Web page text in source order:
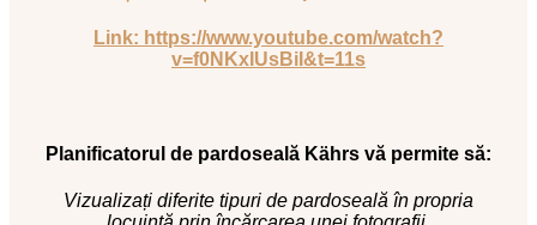
Link: https://www.youtube.com/watch?
v=f0NKxIUsBiI&t=11s
Planificatorul de pardoseală Kährs vă permite să:
Vizualizați diferite tipuri de pardoseală în propria